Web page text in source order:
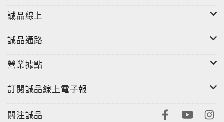
誠品線上
誠品通路
營業據點
訂閱誠品線上電子報
關注誠品